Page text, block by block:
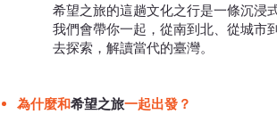
希望之旅的這趟文化之行是一條沉浸
我們會帶你一起，從南到北、從城市
去探索，解讀當代的臺灣。
為什麼和希望之旅一起出發？